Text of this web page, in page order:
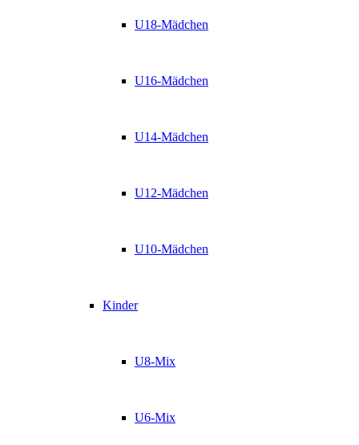
U18-Mädchen
U16-Mädchen
U14-Mädchen
U12-Mädchen
U10-Mädchen
Kinder
U8-Mix
U6-Mix